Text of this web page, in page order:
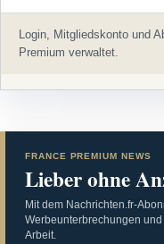
Login, Mitgliedskonto und
Premium verwaltet.
FRANCE PREMIUM NEWS
Lieber ohne
Mit dem Nachrichten.fr-
Werbeunterbrechungen
Arbeit.